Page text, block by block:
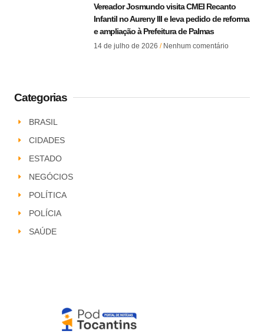
Vereador Josmundo visita CMEI Recanto
Infantil no Aureny III e leva pedido de reforma
e ampliação à Prefeitura de Palmas
14 de julho de 2026 Nenhum comentário
Categorias
BRASIL
CIDADES
ESTADO
NEGÓCIOS
POLÍTICA
POLÍCIA
SAÚDE